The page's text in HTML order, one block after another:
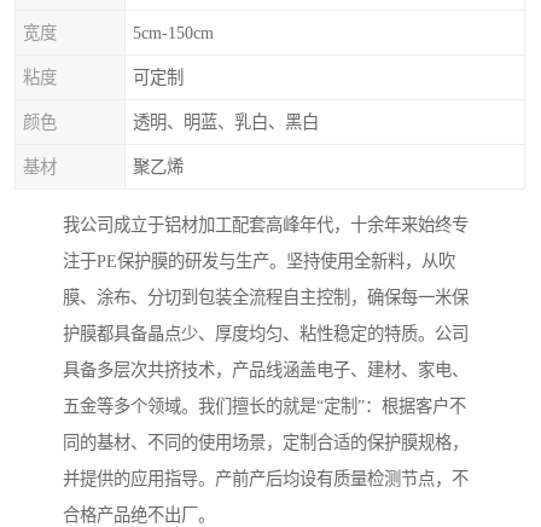
宽度 5cm-150cm
粘度 可定制
颜色 透明、明蓝、乳白、黑白
基材 聚乙烯
我公司成立于铝材加工配套高峰年代，十余年来始终专
注于PE保护膜的研发与生产。坚持使用全新料，从吹
膜、涂布、分切到包装全流程自主控制，确保每一米保
护膜都具备晶点少、厚度均匀、粘性稳定的特质。公司
具备多层次共挤技术，产品线涵盖电子、建材、家电、
五金等多个领域。我们擅长的就是“定制”：根据客户不
同的基材、不同的使用场景，定制合适的保护膜规格，
并提供的应用指导。产前产后均设有质量检测节点，不
合格产品绝不出厂。